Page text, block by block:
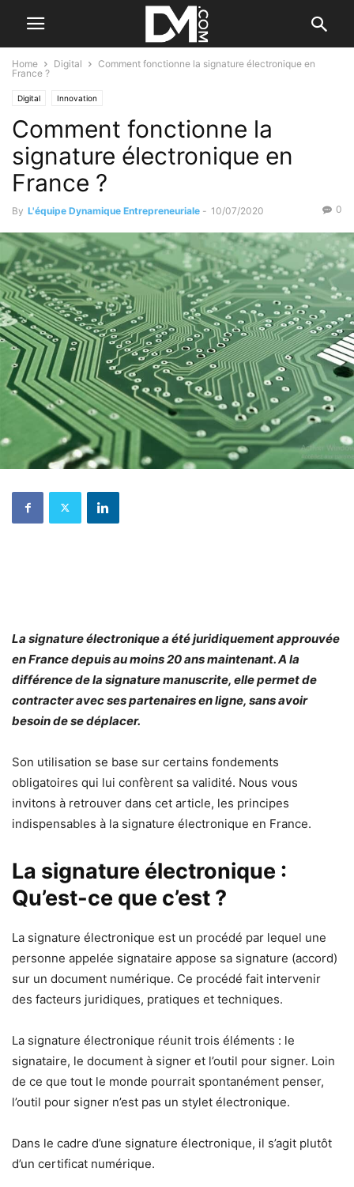
Home Digital
Comment fonctionne la signature électronique en
France ?
Digital Innovation
Comment fonctionne la
signature électronique en
France ?
By L'équipe Dynamique Entrepreneuriale - 10/07/2020 0
La signature électronique a été juridiquement approuvée
en France depuis au moins 20 ans maintenant. A la
différence de la signature manuscrite, elle permet de
contracter avec ses partenaires en ligne, sans avoir
besoin de se déplacer.
Son utilisation se base sur certains fondements
obligatoires qui lui confèrent sa validité. Nous vous
invitons à retrouver dans cet article, les principes
indispensables à la signature électronique en France.
La signature électronique :
Qu’est-ce que c’est ?
La signature électronique est un procédé par lequel une
personne appelée signataire appose sa signature (accord)
sur un document numérique. Ce procédé fait intervenir
des facteurs juridiques, pratiques et techniques.
La signature électronique réunit trois éléments : le
signataire, le document à signer et l’outil pour signer. Loin
de ce que tout le monde pourrait spontanément penser,
l’outil pour signer n’est pas un stylet électronique.
Dans le cadre d’une signature électronique, il s’agit plutôt
d’un certificat numérique.